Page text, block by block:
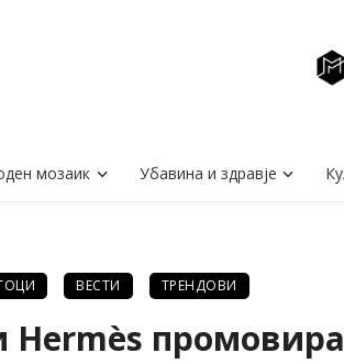
мозаик Убавина и здравје
ВЕСТИ ТРЕНДОВИ
Hermès